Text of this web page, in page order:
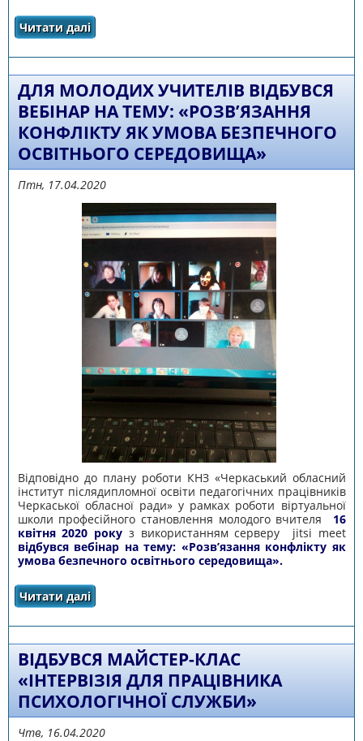
Читати далі
ДЛЯ МОЛОДИХ УЧИТЕЛІВ ВІДБУВСЯ
ВЕБІНАР НА ТЕМУ: «РОЗВ’ЯЗАННЯ
КОНФЛІКТУ ЯК УМОВА БЕЗПЕЧНОГО
ОСВІТНЬОГО СЕРЕДОВИЩА»
Птн, 17.04.2020
Відповідно до плану роботи КНЗ «Черкаський обласний
інститут післядипломної освіти педагогічних працівників
Черкаської обласної ради» у рамках роботи віртуальної
школи професійного становлення молодого вчителя 16
квітня 2020 року з використанням серверу jitsi meet
відбувся вебінар на тему: «Розв’язання конфлікту як
умова безпечного освітнього середовища».
Читати далі
ВЕБІНАР НА ТЕМУ: «РОЗВ’ЯЗАННЯ КОНФЛІКТУ
ЯК УМОВА БЕЗПЕЧНОГО ОСВІТНЬОГО
ВІДБУВСЯ МАЙСТЕР-КЛАС
«ІНТЕРВІЗІЯ ДЛЯ ПРАЦІВНИКА
ПСИХОЛОГІЧНОЇ СЛУЖБИ»
Чтв, 16.04.2020